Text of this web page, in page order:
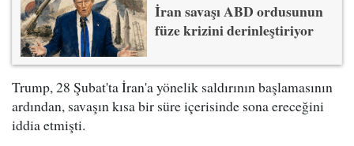
İran savaşı ABD ordusunun
füze krizini derinleştiriyor
Trump, 28 Şubat'ta İran'a yönelik saldırının başlamasının
ardından, savaşın kısa bir süre içerisinde sona ereceğini
iddia etmişti.